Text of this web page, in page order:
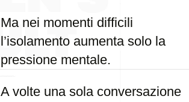
Ma nei momenti difficili
l’isolamento aumenta solo la
pressione mentale.
A volte una sola conversazione